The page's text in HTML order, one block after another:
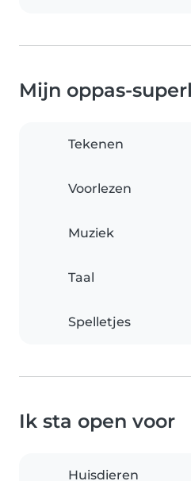
Mijn oppas-
Tekenen
Voorlezen
Muziek
Taal
Spelletjes
Ik sta open voor
Huisdieren